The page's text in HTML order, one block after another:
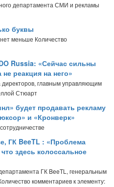
департамента СМИ и рекламы
буквы
меньше Количество
Russia: «Сейчас сильны
реакция на него»
главным управляющим
Стюарт
будет продавать рекламу
и «Кронверк»
ГК BeeTL : «Проблема
здесь колоссальное
ГК BeeTL, генеральным
комментариев к элементу: